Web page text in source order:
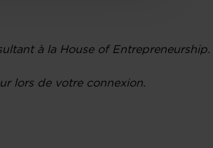
à la House of Entrepreneurship.
lors de votre connexion.